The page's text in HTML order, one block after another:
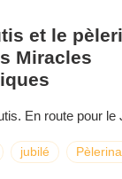
et le
Miracles
En route pour le
jubilé